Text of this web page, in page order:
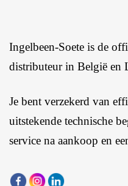
Ingelbeen-Soete is de
distributeur in België en
Je bent verzekerd van
uitstekende technische
service na aankoop en